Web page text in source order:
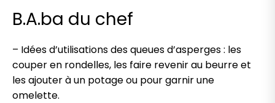
B.A.ba du chef
– Idées d’utilisations des queues d’asperges : les
couper en rondelles, les faire revenir au beurre et
les ajouter à un potage ou pour garnir une
omelette.